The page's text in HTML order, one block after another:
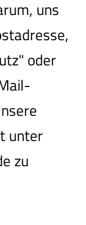
uns
oder
unter
zu